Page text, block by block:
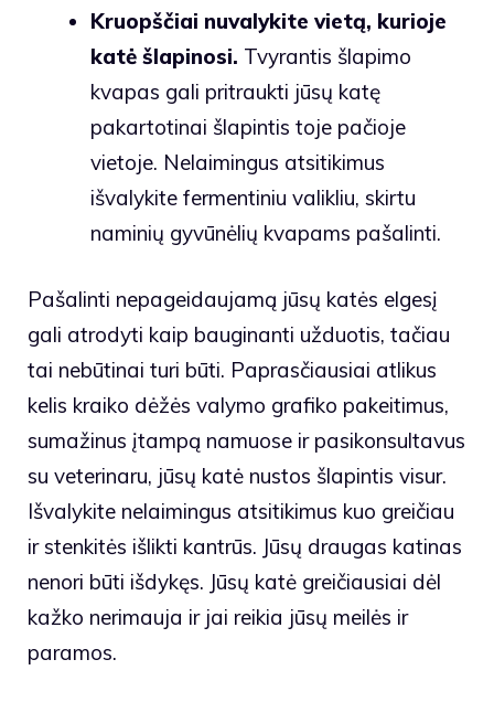
Kruopščiai nuvalykite vietą, kurioje
katė šlapinosi. Tvyrantis šlapimo
kvapas gali pritraukti jūsų katę
pakartotinai šlapintis toje pačioje
vietoje. Nelaimingus atsitikimus
išvalykite fermentiniu valikliu, skirtu
naminių gyvūnėlių kvapams pašalinti.
Pašalinti nepageidaujamą jūsų katės elgesį
gali atrodyti kaip bauginanti užduotis, tačiau
tai nebūtinai turi būti. Paprasčiausiai atlikus
kelis kraiko dėžės valymo grafiko pakeitimus,
sumažinus įtampą namuose ir pasikonsultavus
su veterinaru, jūsų katė nustos šlapintis visur.
Išvalykite nelaimingus atsitikimus kuo greičiau
ir stenkitės išlikti kantrūs. Jūsų draugas katinas
nenori būti išdykęs. Jūsų katė greičiausiai dėl
kažko nerimauja ir jai reikia jūsų meilės ir
paramos.